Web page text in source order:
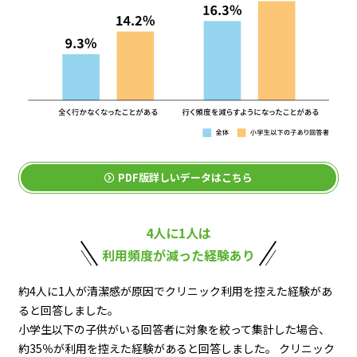
PDF版詳しいデータはこちら
4人に1人は
利用頻度が減った経験あり
約4人に1人が清潔感が原因でクリニック利用を控えた経験があ
ると回答しました。
小学生以下の子供がいる回答者に対象を絞って集計した場合、
約35％が利用を控えた経験があると回答しました。 クリニック